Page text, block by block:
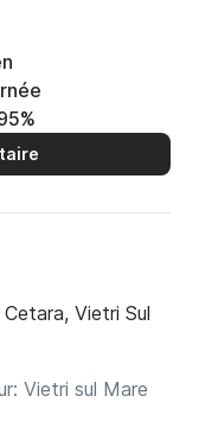
Cetara, Vietri Sul